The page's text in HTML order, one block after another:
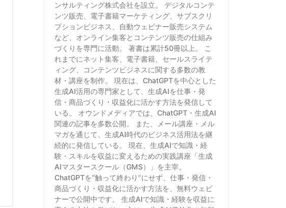
ンサルティング株式会社を設立。 デジタルコンテ
ンツ販売、電子書籍マーケティング、サブスクリ
プションビジネス、自動ウェビナー販売システム
など、オンライン集客とコンテンツ販売の仕組み
づくりを専門に活動。 著書は累計50冊以上。 こ
れまでにネット集客、電子書籍、セールスライテ
ィング、コンテンツビジネスに関する多数の教
材・講座を制作。 現在は、ChatGPTを中心とした
生成AI活用の専門家として、生成AIを仕事・発
信・商品づくり・収益化に活かす方法を発信して
いる。 オウンドメディアでは、ChatGPT・生成AI
関連の記事を多数公開。 また、メール講座・メル
マガを通じて、生成AI時代のビジネス活用法を継
続的に発信している。 現在、生成AIで知識・経
験・スキルを収益に変えるための実践講座「生成
AIマスタースクール（GMS）」を主宰。
ChatGPTを“触って終わり”にせず、仕事・発信・
商品づくり・収益化に活かす方法を、無料ウェビ
ナーで公開中です。 生成AIで知識・経験を収益に